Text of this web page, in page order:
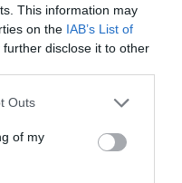
This information may
on the IAB’s List of
further disclose it to other
one or more Google
You may click to
its third-party tags to
in below Google
Outs
of my
κατέκαψαν
και
Δείτε βίντεο